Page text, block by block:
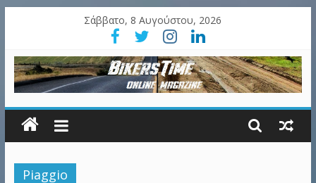
Σάββατο, 8 Αυγούστου, 2026
Piaggio